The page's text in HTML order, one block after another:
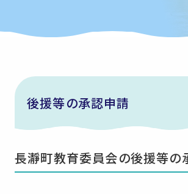
後援等の承認申請
長瀞町教育委員会の後援等の